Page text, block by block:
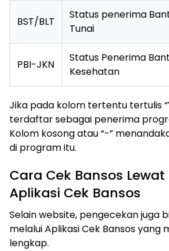
BST/BLT
Status penerima
Tunai
PBI-JKN
Status Penerima
Kesehatan
Jika pada kolom tertentu tertulis
terdaftar sebagai penerima
Kolom kosong atau “-”
di program itu.
Cara Cek Bansos Lewat
Aplikasi Cek Bansos
Selain website, pengecekan juga
melalui Aplikasi Cek Bansos yang
lengkap.